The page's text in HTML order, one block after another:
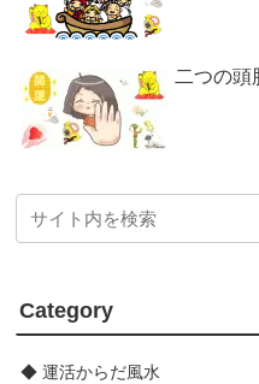
二つの頭
Category
◆ 運活からだ風水